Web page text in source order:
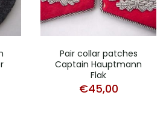
Pair collar patches
Captain Hauptmann
Flak
€45,00